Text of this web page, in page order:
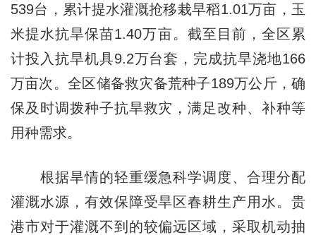
539台，累计提水灌溉抢移栽早稻1.01万亩，玉
米提水抗旱保苗1.40万亩。截至目前，全区累
计投入抗旱机具9.2万台套，完成抗旱浇地166
万亩次。全区储备救灾备荒种子189万公斤，确
保及时调拨种子抗旱救灾，满足改种、补种等
用种需求。
根据旱情的轻重缓急科学调度、合理分配
灌溉水源，有效保障受旱区春耕生产用水。贵
港市对于灌溉不到的较偏远区域，采取机动抽